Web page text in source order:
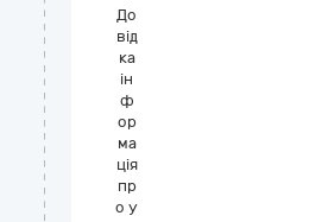
До
від
ка
ін
ф
ор
ма
ція
пр
о у